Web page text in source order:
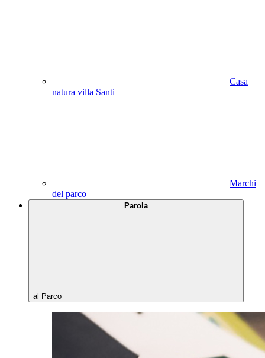
Casa
natura villa Santi
Marchi
del parco
Parola
al Parco